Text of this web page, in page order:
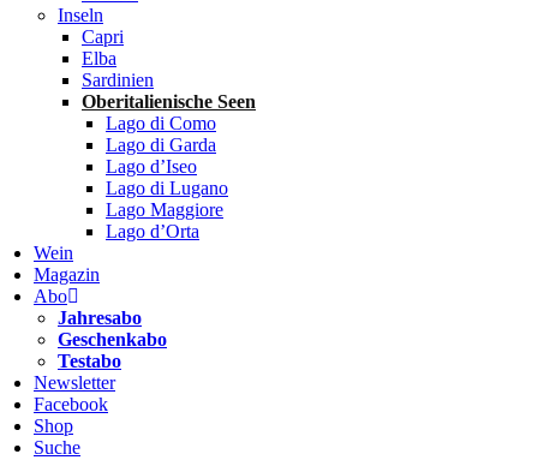
Inseln
Capri
Elba
Sardinien
Oberitalienische Seen
Lago di Como
Lago di Garda
Lago d’Iseo
Lago di Lugano
Lago Maggiore
Lago d’Orta
Wein
Magazin
Abo
Jahresabo
Geschenkabo
Testabo
Newsletter
Facebook
Shop
Suche